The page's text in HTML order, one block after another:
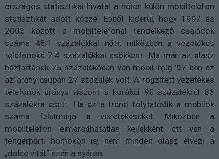
országos statisztikai hivatal a héten külön mobiltelefon
statisztikát adott közzé. Ebből kiderül, hogy 1997 és
2002 között a mobiltelefonal rendelkező családok
száma 48.1 százalékkal nőtt, miközben a vezetékes
telefonoké 7.4 százalékkal csökkent. Ma már az olasz
háztartások 75 százalékában van mobil, míg ’97-ben ez
az arány csupán 27 százalék volt. A rögzített vezetékes
telefonok aránya viszont a korábbi 90 százalékról 83
százalékra esett. Ha ez a trend folytatódik a mobilok
száma felülmúlja a vezetékesekét. Miközben a
mobiltelefon elmaradhatatlan kellékként ott van a
tengerparti homokon is, nem minden olasz élvezi a
„dolce vitát” ezen a nyáron.